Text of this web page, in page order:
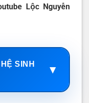
Lộc Nguyễn
SINH
▼